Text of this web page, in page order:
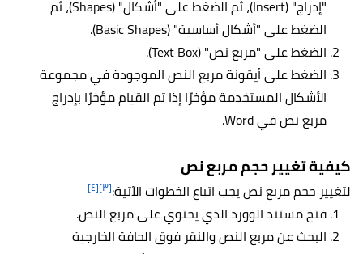
"إدراج" (Insert)، ثم الضغط على "أشكال" (Shapes)، ثم
الضغط على "أشكال أساسية" (Basic Shapes).
الضغط على "مربع نص" (Text Box).
الضغط على أيقونة مربع النص الموجودة في مجموعة
الأشكال المستخدمة مؤخرًا إذا تم القيام مؤخرًا بإدراج
مربع نص في Word.
كيفية تغيير حجم مربع نص
لتغيير حجم مربع نص يجب اتباع الخطوات الآتية:[٣] [٤]
فتح مستند الوورد الذي يحتوي على مربع النص.
البحث عن مربع النص والنقر فوق الحافة الخارجية